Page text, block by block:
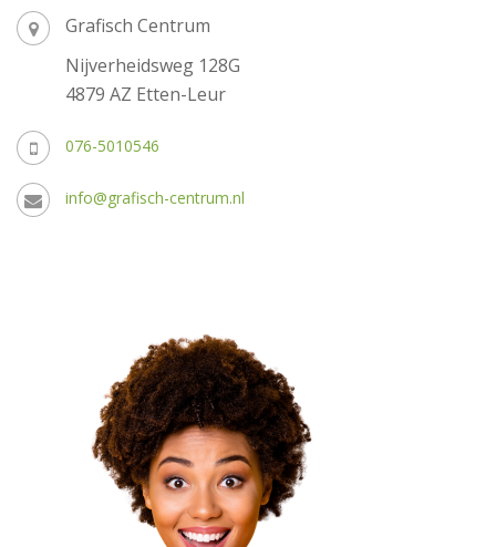
Grafisch Centrum
Nijverheidsweg 128G
4879 AZ Etten-Leur
076-5010546
info@grafisch-centrum.nl